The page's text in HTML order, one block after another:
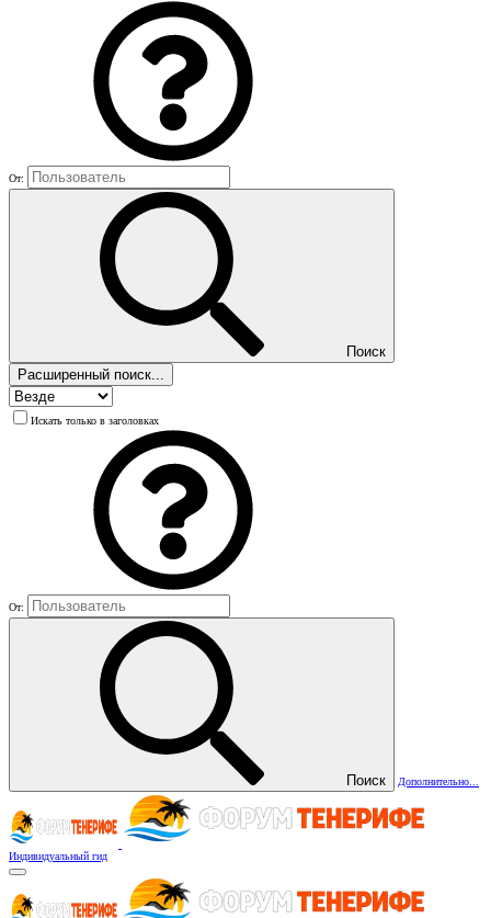
От:
Поиск
Расширенный поиск...
Искать только в заголовках
От:
Поиск Дополнительно...
Индивидуальный гид